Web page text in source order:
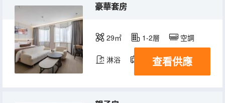
豪華套房
29㎡ 1-2層 空調
淋浴 電視機
查看供應